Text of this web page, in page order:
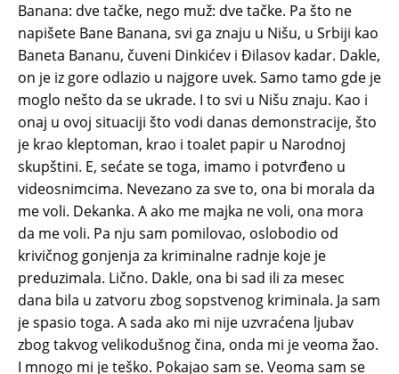
Banana: dve tačke, nego muž: dve tačke. Pa što ne
napišete Bane Banana, svi ga znaju u Nišu, u Srbiji kao
Baneta Bananu, čuveni Dinkićev i Đilasov kadar. Dakle,
on je iz gore odlazio u najgore uvek. Samo tamo gde je
moglo nešto da se ukrade. I to svi u Nišu znaju. Kao i
onaj u ovoj situaciji što vodi danas demonstracije, što
je krao kleptoman, krao i toalet papir u Narodnoj
skupštini. E, sećate se toga, imamo i potvrđeno u
videosnimcima. Nevezano za sve to, ona bi morala da
me voli. Dekanka. A ako me majka ne voli, ona mora
da me voli. Pa nju sam pomilovao, oslobodio od
krivičnog gonjenja za kriminalne radnje koje je
preduzimala. Lično. Dakle, ona bi sad ili za mesec
dana bila u zatvoru zbog sopstvenog kriminala. Ja sam
je spasio toga. A sada ako mi nije uzvraćena ljubav
zbog takvog velikodušnog čina, onda mi je veoma žao.
I mnogo mi je teško. Pokajao sam se. Veoma sam se